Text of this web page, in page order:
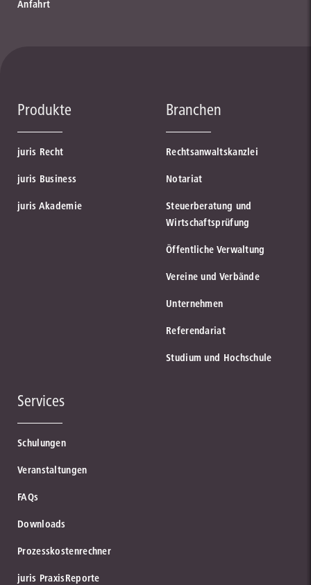
Anfahrt
Produkte
juris Recht
juris Business
juris Akademie
Branchen
Rechtsanwaltskanzlei
Notariat
Steuerberatung und
Wirtschaftsprüfung
Öffentliche Verwaltung
Vereine und Verbände
Unternehmen
Referendariat
Studium und Hochschule
Services
Schulungen
Veranstaltungen
FAQs
Downloads
Prozesskostenrechner
juris PraxisReporte